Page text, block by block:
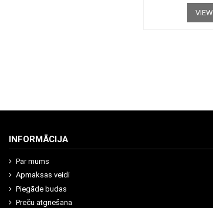
VIEW
INFORMĀCIJA
Par mums
Apmaksas veidi
Piegāde budas
Preču atgriešana